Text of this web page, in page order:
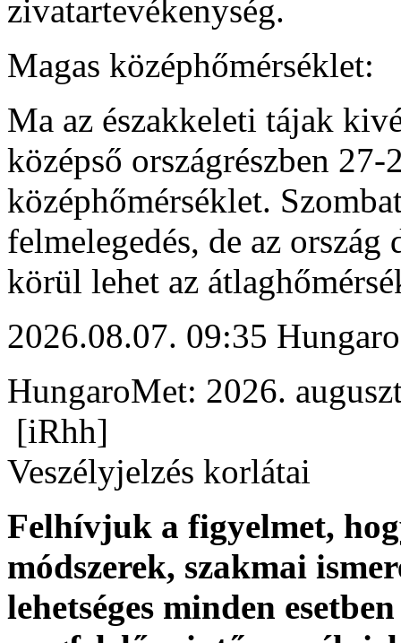
zivatartevékenység.
Magas középhőmérséklet:
Ma az északkeleti tájak
középső országrészben
középhőmérséklet.
felmelegedés, de az
körül lehet az
2026.08.07. 09:35
HungaroMet: 2026.
[iRhh]
Veszélyjelzés korlátai
Felhívjuk a figyelmet,
módszerek, szakmai
lehetséges minden